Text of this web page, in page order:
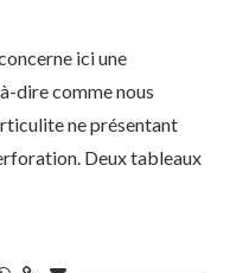
ici une
dire comme nous
ne présentant
Deux tableaux